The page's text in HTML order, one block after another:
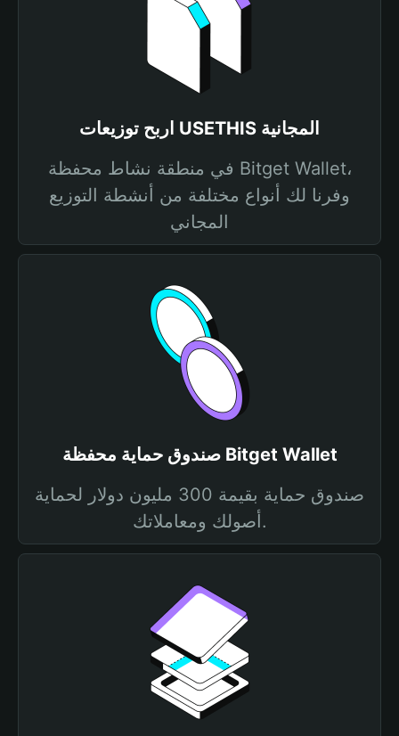
اربح توزيعات USETHIS المجانية
في منطقة نشاط محفظة Bitget Wallet،
وفرنا لك أنواع مختلفة من أنشطة التوزيع
المجاني
صندوق حماية محفظة Bitget Wallet
صندوق حماية بقيمة 300 مليون دولار لحماية
أصولك ومعاملاتك.